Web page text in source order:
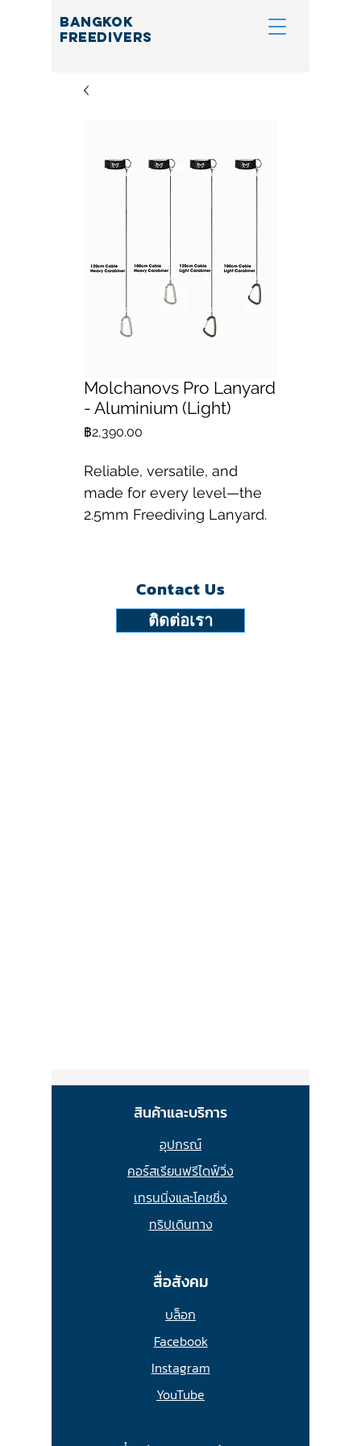
BANGKOK
FREEDIVERS
Molchanovs Pro Lanyard
- Aluminium (Light)
฿2,390.00
Reliable, versatile, and
made for every level—the
2.5mm Freediving Lanyard.
Contact Us
ติดต่อเรา
สินค้าและบริการ
อุปกรณ์
คอร์สเรียนฟรีไดฟ์วิ่ง
เทรนนิ่งและโคชชิ่ง
ทริปเดินทาง
สื่อสังคม
บล็อก
Facebook
Instagram
YouTube